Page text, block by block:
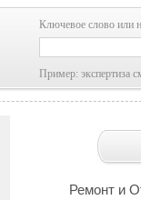
Ключевое слово или
Пример: экспертиза
Ремонт и